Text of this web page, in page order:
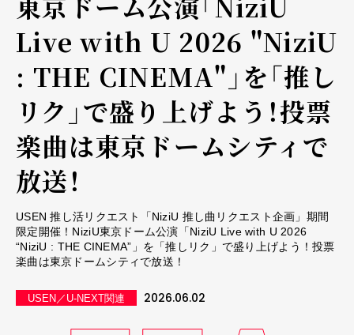
Live with U 2026 "NiziU
: THE CINEMA"」を「推し
リク」で盛り上げよう！投票
楽曲は東京ドームシティで
放送！
USEN 推し活リクエスト「NiziU 推し曲リクエスト企画」期間
限定開催！NiziU東京ドーム公演「NiziU Live with U 2026
“NiziU : THE CINEMA”」を「推しリク」で盛り上げよう！投票
楽曲は東京ドームシティで放送！
USEN／U-NEXT関連 2026.06.02